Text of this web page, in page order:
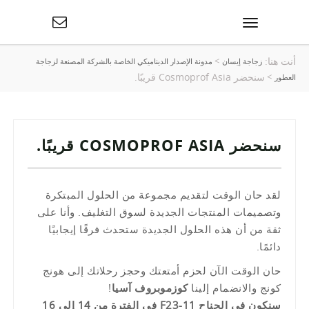
تبديل
التنقل
أنت هنا:زجاجة إيسان > مدونة الإصدار الديناميكي الخاصة بالشركة المصنعة لزجاجة
العطور > سنحضر Cosmoprof Asia قريبًا.
سنحضر COSMOPROF ASIA قريبًا.
لقد حان الوقت لتقديم مجموعة من الحلول المبتكرة
وتصميمات المنتجات الجديدة لسوق التغليف. وأنا على
ثقة من أن هذه الحلول الجديدة ستحدث فرقًا إيجابيًا
دائمًا.
حان الوقت الآن لحزم أمتعتك وحجز رحلاتك إلى هونج
كونج والانضمام إليناكوزموبروف آسيا!
سنكون في الجناح 11-F23 في الفترة من 14 إلى 16